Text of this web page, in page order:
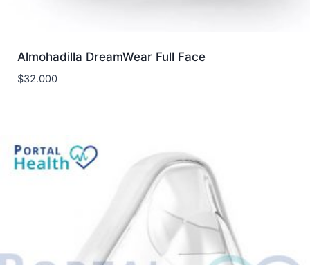
Almohadilla DreamWear Full Face
$32.000